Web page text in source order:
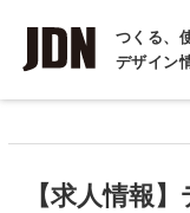
つくる、
デザイン
インタビュー
【求人情報